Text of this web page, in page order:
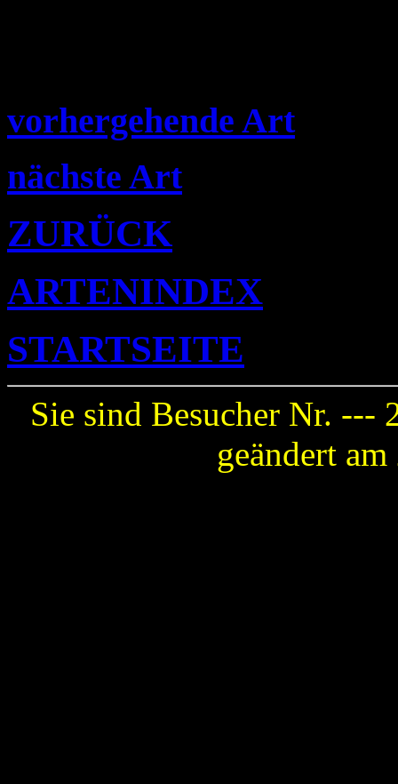
vorhergehende Art
nächste Art
ZURÜCK
ARTENINDEX
STARTSEITE
Sie sind Besucher Nr. ---
geändert